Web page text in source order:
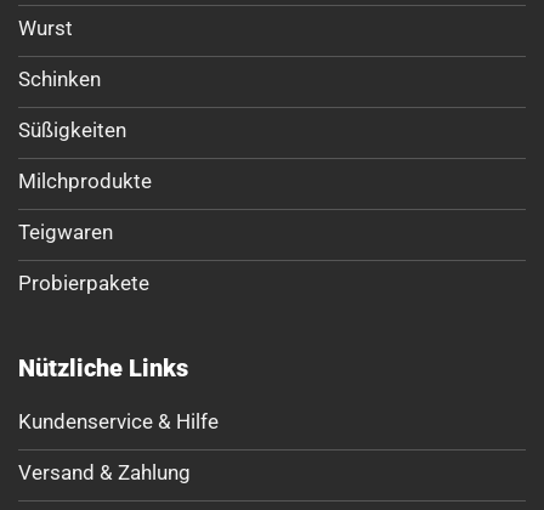
Wurst
Schinken
Süßigkeiten
Milchprodukte
Teigwaren
Probierpakete
Nützliche Links
Kundenservice & Hilfe
Versand & Zahlung